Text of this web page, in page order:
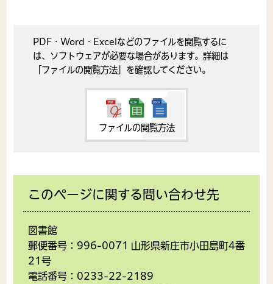
PDF・Word・Excelなどのファイルを閲覧するに
は、ソフトウェアが必要な場合があります。詳細は
「ファイルの閲覧方法」を確認してください。
ファイルの閲覧方法
このページに関する問い合わせ先
図書館
郵便番号：996-0071 山形県新庄市小田島町4番
21号
電話番号：0233-22-2189